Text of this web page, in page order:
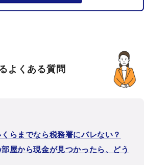
よくある質問
らまでなら税務署にバレない？
屋から現金が見つかったら、どう